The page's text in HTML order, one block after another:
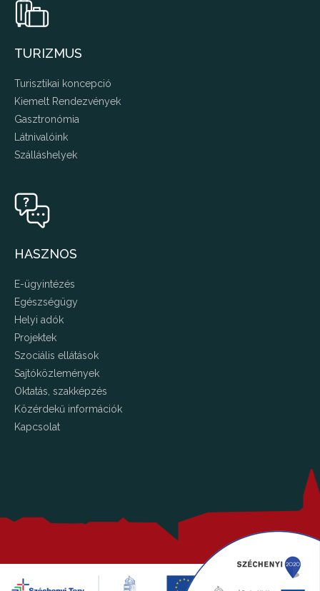
TURIZMUS
Turisztikai koncepció
Kiemelt Rendezvények
Gasztronómia
Látnivalóink
Szálláshelyek
HASZNOS
E-ügyintézés
Egészségügy
Helyi adók
Projektek
Szociális ellátások
Sajtóközlemények
Oktatás, szakképzés
Közérdekű információk
Kapcsolat